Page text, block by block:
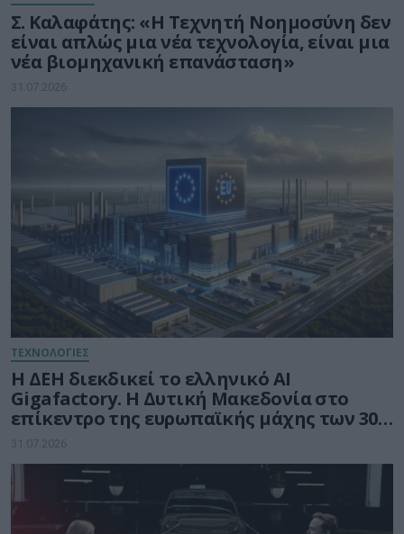
Σ. Καλαφάτης: «Η Τεχνητή Νοημοσύνη δεν
είναι απλώς μια νέα τεχνολογία, είναι μια
νέα βιομηχανική επανάσταση»
31.07.2026
ΤΕΧΝΟΛΟΓΙΕΣ
Η ΔΕΗ διεκδικεί το ελληνικό AI
Gigafactory. Η Δυτική Μακεδονία στο
επίκεντρο της ευρωπαϊκής μάχης των 30
δισ. ευρώ για την Τεχνητή Νοημοσύνη
31.07.2026